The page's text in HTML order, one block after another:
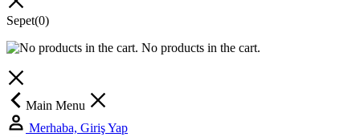
Sepet(0)
No products in the cart.
Main Menu
Merhaba, Giriş Yap